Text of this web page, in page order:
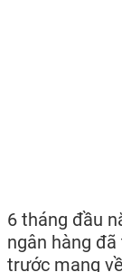
6 tháng đầu
ngân hàng
trước mang